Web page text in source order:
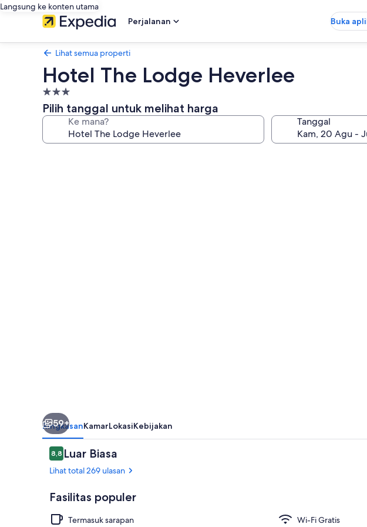
Langsung ke konten utama
Perjalanan
Buka
Lihat semua properti
Hotel The Lodge Heverlee
Properti
bintang
3.0
Pilih tanggal untuk melihat harga
Ke mana? Tanggal
59+
RingkasanKamarLokasiKebijakan
Ulasan
8,88,8 dari 10
Luar Biasa
Lihat total 269 ulasan
Fasilitas populer
Termasuk sarapan
Wi-Fi Gratis